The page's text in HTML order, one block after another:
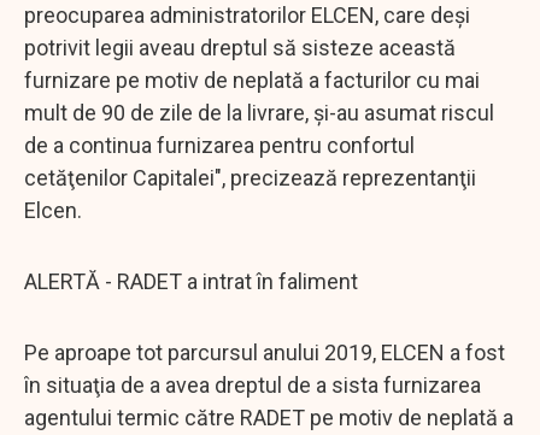
preocuparea administratorilor ELCEN, care deşi
potrivit legii aveau dreptul să sisteze această
furnizare pe motiv de neplată a facturilor cu mai
mult de 90 de zile de la livrare, şi-au asumat riscul
de a continua furnizarea pentru confortul
cetăţenilor Capitalei", precizează reprezentanţii
Elcen.
ALERTĂ - RADET a intrat în faliment
Pe aproape tot parcursul anului 2019, ELCEN a fost
în situaţia de a avea dreptul de a sista furnizarea
agentului termic către RADET pe motiv de neplată a